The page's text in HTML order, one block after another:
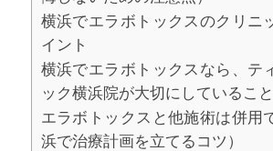
横浜でエラボトックスのクリニ
イント
横浜でエラボトックスなら、テ
ック横浜院が大切にしていること
エラボトックスと他施術は併用
浜で治療計画を立てるコツ）